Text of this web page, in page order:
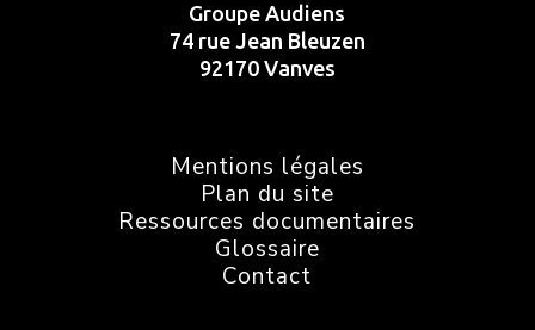
Groupe Audiens
74 rue Jean Bleuzen
92170 Vanves
Mentions légales
Plan du site
Ressources documentaires
Glossaire
Contact